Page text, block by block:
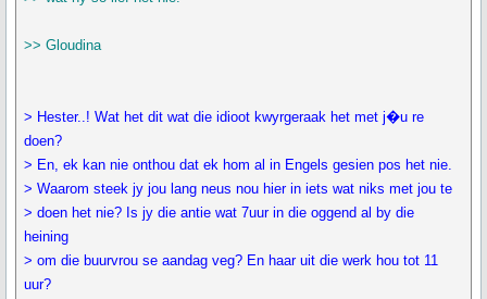
>> Gloudina
> Hester..! Wat het dit wat die idioot kwyrgeraak het met j�u re
doen?
> En, ek kan nie onthou dat ek hom al in Engels gesien pos het nie.
> Waarom steek jy jou lang neus nou hier in iets wat niks met jou te
> doen het nie? Is jy die antie wat 7uur in die oggend al by die
heining
> om die buurvrou se aandag veg? En haar uit die werk hou tot 11
uur?